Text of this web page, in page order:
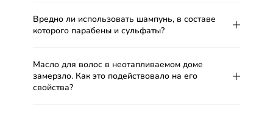
Вредно ли использовать шампунь, в составе
которого парабены и сульфаты?
Масло для волос в неотапливаемом доме
замерзло. Как это подействовало на его
свойства?